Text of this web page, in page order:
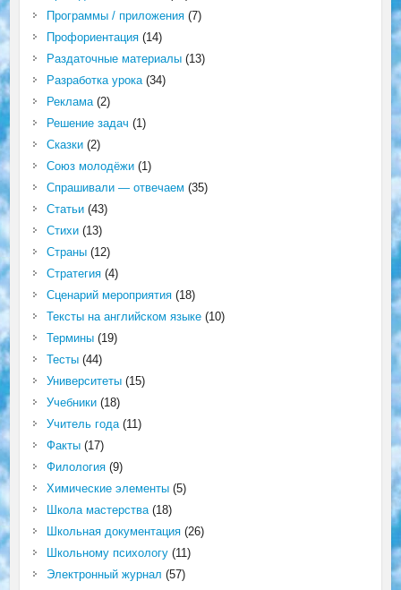
Программы / приложения(7)
Профориентация(14)
Раздаточные материалы(13)
Разработка урока(34)
Реклама(2)
Решение задач (1)
Сказки(2)
Союз молодёжи(1)
Спрашивали — отвечаем (35)
Статьи(43)
Стихи(13)
Страны(12)
Стратегия(4)
Сценарий мероприятия(18)
Тексты на английском языке(10)
Термины(19)
Тесты(44)
Университеты(15)
Учебники(18)
Учитель года(11)
Факты(17)
Филология(9)
Химические элементы(5)
Школа мастерства(18)
Школьная документация(26)
Школьному психологу(11)
Электронный журнал (57)